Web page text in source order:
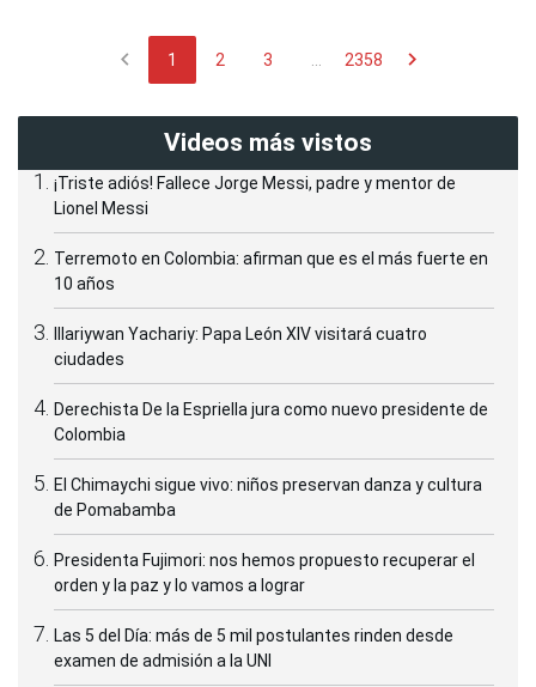
chevron_left 1 2 3 ... 2358 chevron_right
Videos más vistos
¡Triste adiós! Fallece Jorge Messi, padre y mentor de
Lionel Messi
Terremoto en Colombia: afirman que es el más fuerte en
10 años
Illariywan Yachariy: Papa León XIV visitará cuatro
ciudades
Derechista De la Espriella jura como nuevo presidente de
Colombia
El Chimaychi sigue vivo: niños preservan danza y cultura
de Pomabamba
Presidenta Fujimori: nos hemos propuesto recuperar el
orden y la paz y lo vamos a lograr
Las 5 del Día: más de 5 mil postulantes rinden desde
examen de admisión a la UNI